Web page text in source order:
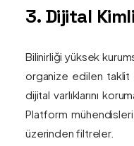
3. Dijital
Bilinirliği yüksek
organize edilen taklit
dijital varlıklarını
Platform
üzerinden filtreler.